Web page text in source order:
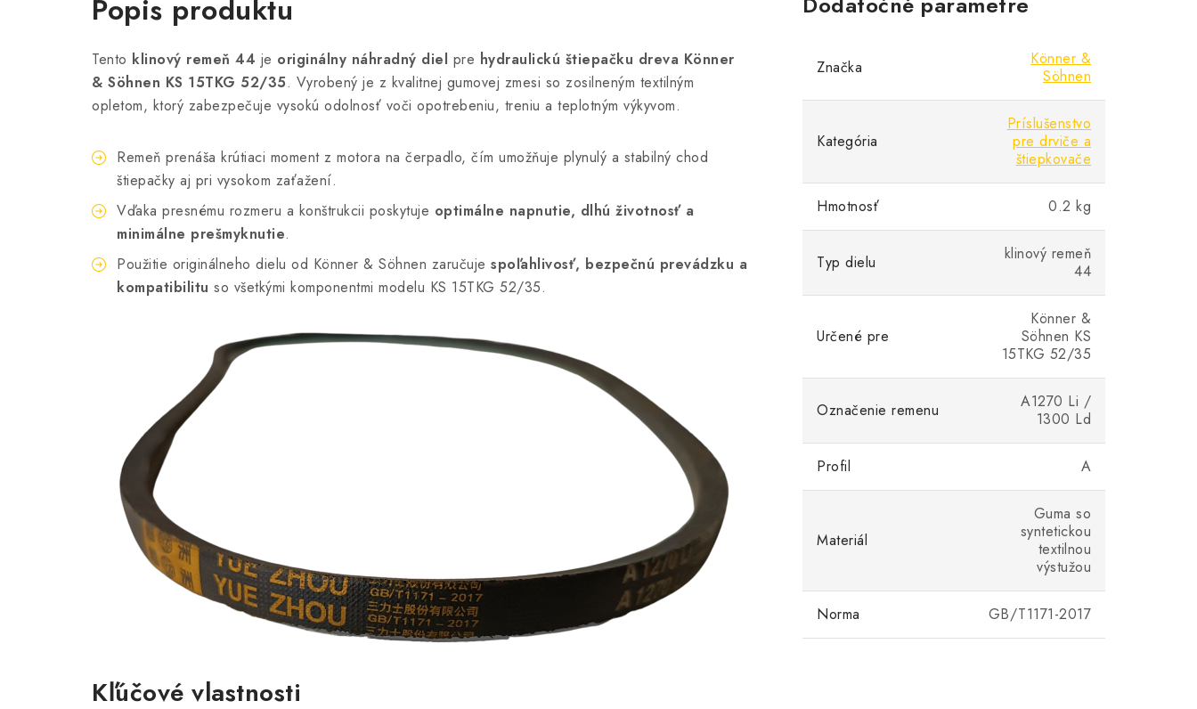
Popis produktu
Tento klinový remeň 44 je originálny náhradný diel pre hydraulickú štiepačku dreva Könner
& Söhnen KS 15TKG 52/35. Vyrobený je z kvalitnej gumovej zmesi so zosilneným textilným
opletom, ktorý zabezpečuje vysokú odolnosť voči opotrebeniu, treniu a teplotným výkyvom.
Remeň prenáša krútiaci moment z motora na čerpadlo, čím umožňuje plynulý a stabilný chod
štiepačky aj pri vysokom zaťažení.
Vďaka presnému rozmeru a konštrukcii poskytuje optimálne napnutie, dlhú životnosť a
minimálne prešmyknutie.
Použitie originálneho dielu od Könner & Söhnen zaručuje spoľahlivosť, bezpečnú prevádzku a
kompatibilitu so všetkými komponentmi modelu KS 15TKG 52/35.
Kľúčové vlastnosti
Značka
Könner &
Söhnen
Kategória
Príslušenstvo
pre drviče a
štiepkovače
Hmotnosť 0.2 kg
Typ dielu
klinový remeň
44
Určené pre
Könner &
Söhnen KS
15TKG 52/35
Označenie remenu
A1270 Li /
1300 Ld
Profil A
Materiál
Guma so
syntetickou
textilnou
výstužou
Norma GB/T1171-2017